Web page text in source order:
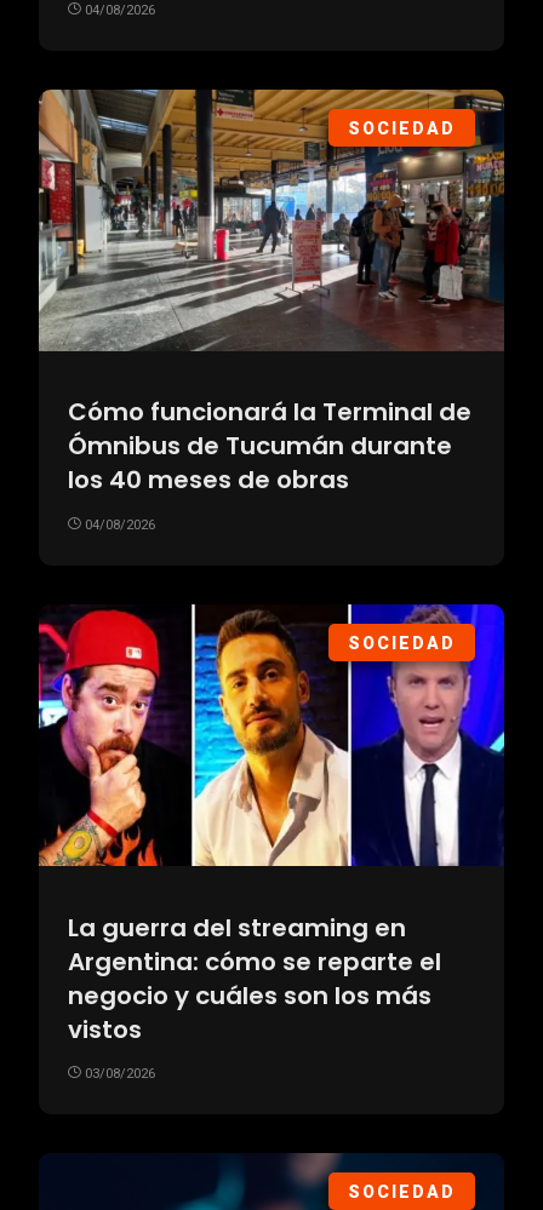
04/08/2026
SOCIEDAD
Cómo funcionará la Terminal de
Ómnibus de Tucumán durante
los 40 meses de obras
04/08/2026
SOCIEDAD
La guerra del streaming en
Argentina: cómo se reparte el
negocio y cuáles son los más
vistos
03/08/2026
SOCIEDAD